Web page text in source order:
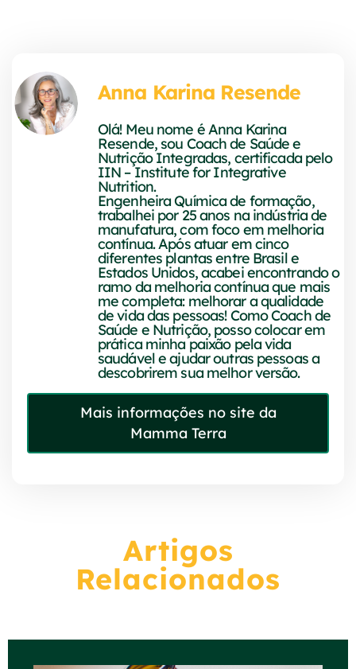
Anna Karina Resende
Olá! Meu nome é Anna Karina
Resende, sou Coach de Saúde e
Nutrição Integradas, certificada pelo
IIN – Institute for Integrative
Nutrition.
Engenheira Química de formação,
trabalhei por 25 anos na indústria de
manufatura, com foco em melhoria
contínua. Após atuar em cinco
diferentes plantas entre Brasil e
Estados Unidos, acabei encontrando o
ramo da melhoria contínua que mais
me completa: melhorar a qualidade
de vida das pessoas! Como Coach de
Saúde e Nutrição, posso colocar em
prática minha paixão pela vida
saudável e ajudar outras pessoas a
descobrirem sua melhor versão.
Mais informações no site da
Mamma Terra
Artigos
Relacionados